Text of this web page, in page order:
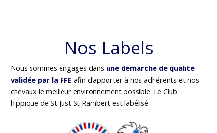
Nos Labels
Nous sommes engagés dans une démarche de qualité
validée par la FFE afin d’apporter à nos adhérents et nos
chevaux le meilleur environnement possible. Le Club
hippique de St Just St Rambert est labélisé :